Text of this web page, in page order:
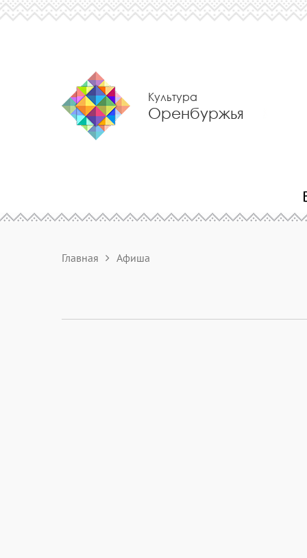
Культура
Оренбуржья
Главная Афиша